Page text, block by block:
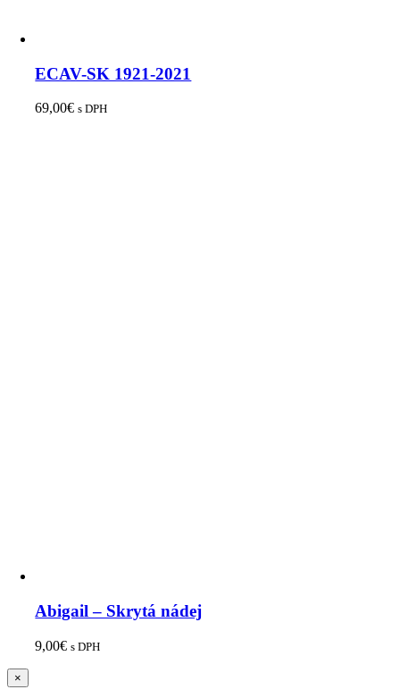
ECAV-SK 1921-2021
69,00€ s DPH
Abigail – Skrytá nádej
9,00€ s DPH
Zatvoriť
rýchle
×